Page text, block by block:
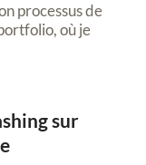
processus de
où je
sur